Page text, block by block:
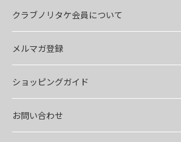
クラブノリタケ会員について
メルマガ登録
ショッピングガイド
お問い合わせ